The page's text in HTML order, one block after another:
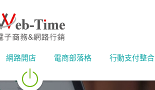
網路開店 電商部落格 行動支付整合